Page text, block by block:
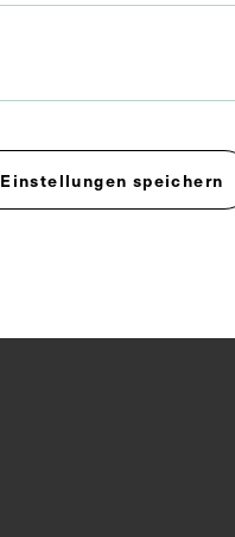
Einstellungen speichern